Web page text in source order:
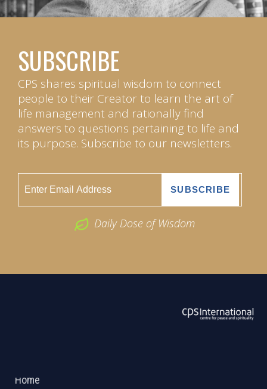
SUBSCRIBE
CPS shares spiritual wisdom to connect
people to their Creator to learn the art of
life management and rationally find
answers to questions pertaining to life and
its purpose. Subscribe to our newsletters.
Daily Dose of Wisdom
Home